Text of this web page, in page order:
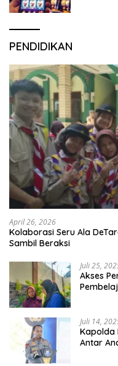
PENDIDIKAN
April 26, 2026
Kolaborasi Seru Ala
Sambil Beraksi
Juli 25,
Akses
Juli 14,
Kapolda
Antar